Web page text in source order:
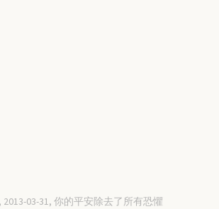
2013-03-31, 你的平安除去了所有恐懼